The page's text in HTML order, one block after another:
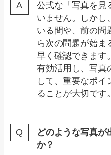
公式な「写真を見
いません。しかし
いる間や、前の問
ら次の問題が始ま
早く確認できます
有効活用し、写真
して、重要なポイ
ることが大切です。
どのような写真が
か？